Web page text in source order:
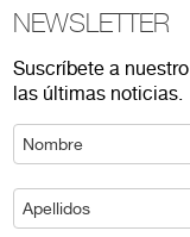
NEWSLETTER
Suscríbete a
las últimas noticias.